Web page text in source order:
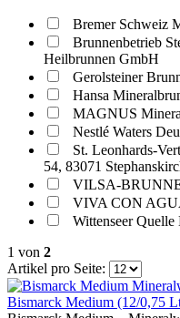
Bremer Schweiz
Brunnenbetrieb
Heilbrunnen GmbH
Gerolsteiner
Hansa
MAGNUS
Nestlé Waters
St. Leonhards-
54, 83071
VILSA-
VIVA CON
Wittenseer
1 von 2
Artikel pro Seite:
Bismarck Medium (12/0,75